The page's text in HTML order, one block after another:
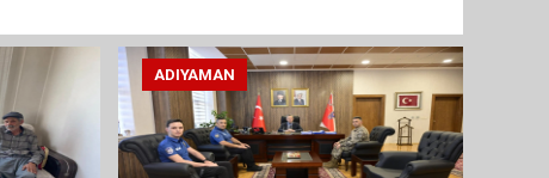
ADIYAMAN